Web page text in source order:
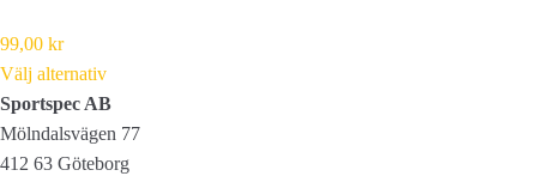
99,00 kr
Välj alternativ
Sportspec AB
Mölndalsvägen 77
412 63 Göteborg